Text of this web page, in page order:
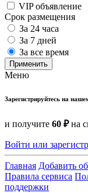
VIP объявление
Срок размещения
За 24 часа
За 7 дней
За все время
Применить
Меню
Зарегистрируйтесь на
и получите 60 ₽на
Войти или
Главная Добавить
Правила сервиса
поддержки